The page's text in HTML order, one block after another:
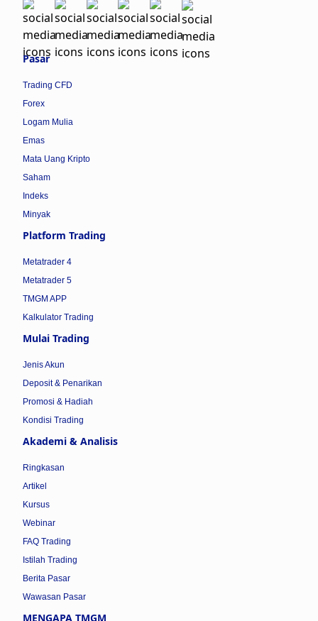
Pasar
Trading CFD
Forex
Logam Mulia
Emas
Mata Uang Kripto
Saham
Indeks
Minyak
Platform Trading
Metatrader 4
Metatrader 5
TMGM APP
Kalkulator Trading
Mulai Trading
Jenis Akun
Deposit & Penarikan
Promosi & Hadiah
Kondisi Trading
Akademi & Analisis
Ringkasan
Artikel
Kursus
Webinar
FAQ Trading
Istilah Trading
Berita Pasar
Wawasan Pasar
MENGAPA TMGM